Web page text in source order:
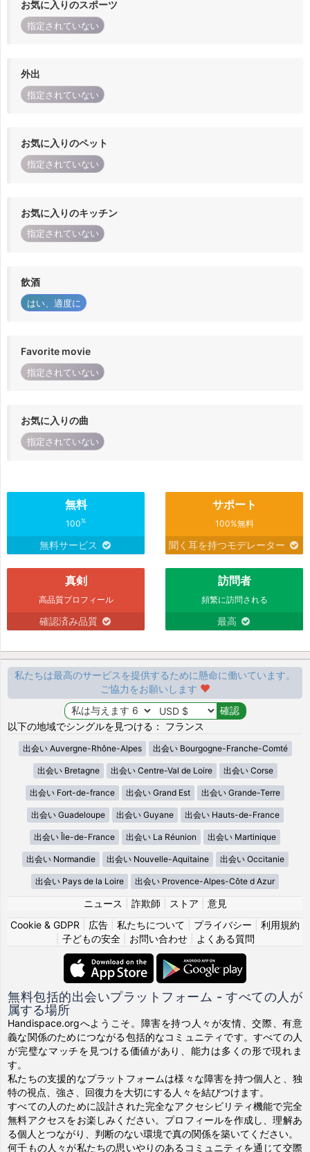
お気に入りのスポーツ
指定されていない
外出
指定されていない
お気に入りのペット
指定されていない
お気に入りのキッチン
指定されていない
飲酒
はい、適度に
Favorite movie
指定されていない
お気に入りの曲
指定されていない
無料
100%
無料サービス
サポート
100%無料
聞く耳を持つモデレーター
真剣
高品質プロフィール
確認済み品質
訪問者
頻繁に訪問される
最高
私たちは最高のサービスを提供するために懸命に働いています。
ご協力をお願いします
以下の地域でシングルを見つける： フランス
出会い Auvergne-Rhône-Alpes 出会い Bourgogne-Franche-Comté
出会い Bretagne 出会い Centre-Val de Loire 出会い Corse
出会い Fort-de-france 出会い Grand Est 出会い Grande-Terre
出会い Guadeloupe 出会い Guyane 出会い Hauts-de-France
出会い Île-de-France 出会い La Réunion 出会い Martinique
出会い Normandie 出会い Nouvelle-Aquitaine 出会い Occitanie
出会い Pays de la Loire 出会い Provence-Alpes-Côte d Azur
ニュース 詐欺師 ストア
意見
Cookie & GDPR
広告 私たちについて プライバシー
利用規約
子どもの安全| お問い合わせ| よくある質問
無料包括的出会いプラットフォーム - すべての人が
属する場所
Handispace.orgへようこそ。障害を持つ人々が友情、交際、有意
義な関係のためにつながる包括的なコミュニティです。すべての人
が完璧なマッチを見つける価値があり、能力は多くの形で現れま
す。
私たちの支援的なプラットフォームは様々な障害を持つ個人と、独
特の視点、強さ、回復力を大切にする人々を結びつけます。
すべての人のために設計された完全なアクセシビリティ機能で完全
無料アクセスをお楽しみください。プロフィールを作成し、理解あ
る個人とつながり、判断のない環境で真の関係を築いてください。
何千もの人々が私たちの思いやりのあるコミュニティを通じて交際